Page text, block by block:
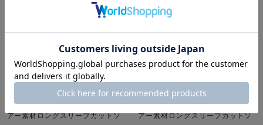
NEW
BASERANGE ＜ベースレンジ＞ シ
アー素材ロングスリーブカットソ
BASERANGE
BASERANGE ＜ベースレンジ＞ シ
アー素材ロングスリーブカットソ